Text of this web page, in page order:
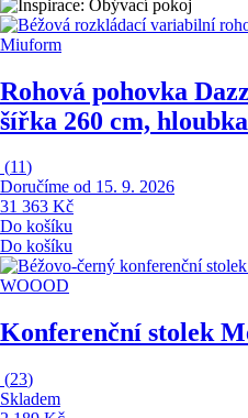
Miuform
Rohová pohovka
šířka 260 cm,
(11)
Doručíme od 15. 9. 2026
31 363 Kč
Do košíku
Do košíku
WOOOD
Konferenční stolek
(23)
Skladem